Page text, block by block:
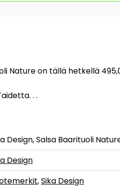
Nature on tällä hetkellä
. .
Design, Salsa Baarituoli
Design
,Sika Design